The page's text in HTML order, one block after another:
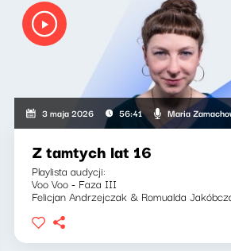
3 maja 2026 56:41 Maria
Z tamtych lat 16
Playlista audycji:
Voo Voo - Faza III
Felicjan Andrzejczak & Romualda